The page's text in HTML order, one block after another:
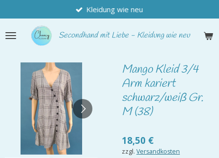
Hauptinhalt
springen
Secondhandmit Liebe - Kleidung wie neu
Kleidung wie neu
Mango Kleid 3/4
Arm kariert
schwarz/weiß Gr.
M (38)
18,50 €
zzgl. Versandkosten